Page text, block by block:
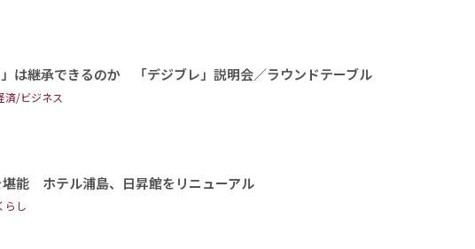
は継承できるのか 「デジブレ」説明会／ラウンドテーブル
済/ビジネス
能 ホテル浦島、日昇館をリニューアル
らし